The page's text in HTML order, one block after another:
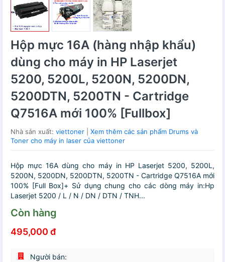
Hộp mực 16A (hàng nhập khẩu)
dùng cho máy in HP Laserjet
5200, 5200L, 5200N, 5200DN,
5200DTN, 5200TN - Cartridge
Q7516A mới 100% [Fullbox]
Nhà sản xuất: viettoner
Xem thêm các sản phẩm Drums và
Toner cho máy in laser của viettoner
Hộp mực 16A dùng cho máy in HP Laserjet 5200, 5200L,
5200N, 5200DN, 5200DTN, 5200TN - Cartridge Q7516A mới
100% [Full Box]+ Sử dụng chung cho các dòng máy in:Hp
Laserjet 5200 / L / N / DN / DTN / TNH...
Còn hàng
495,000 đ
Người bán: